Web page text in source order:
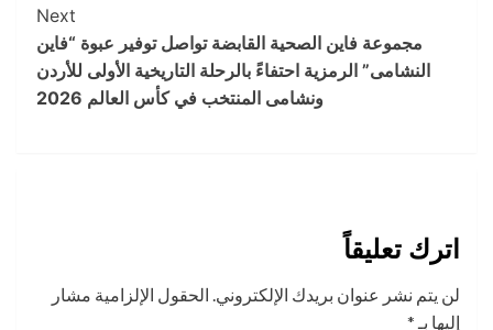
Next
مجموعة فاين الصحية القابضة تواصل توفير عبوة “فاين
النشامى” الرمزية احتفاءً بالرحلة التاريخية الأولى للأردن
ونشامى المنتخب في كأس العالم 2026
اترك تعليقاً
لن يتم نشر عنوان بريدك الإلكتروني. الحقول الإلزامية مشار
إليها بـ *